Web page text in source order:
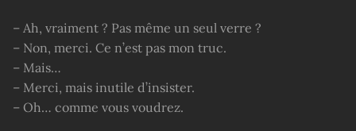
– Ah, vraiment ? Pas même un seul verre ?
– Non, merci. Ce n’est pas mon truc.
– Mais…
– Merci, mais inutile d’insister.
– Oh… comme vous voudrez.